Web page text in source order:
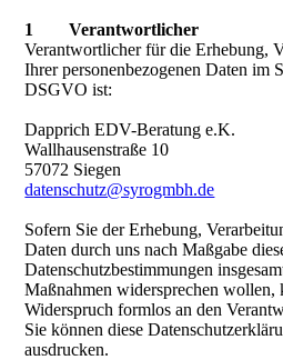
1 Verantwortlicher
Verantwortlicher für die Erhebung,
Ihrer personenbezogenen Daten im
DSGVO ist:
Dapprich EDV-Beratung e.K.
Wallhausenstraße 10
57072 Siegen
datenschutz@syrogmbh.de
Sofern Sie der Erhebung,
Daten durch uns nach Maßgabe
Datenschutzbestimmungen
Maßnahmen widersprechen wollen,
Widerspruch formlos an den
Sie können diese
ausdrucken.